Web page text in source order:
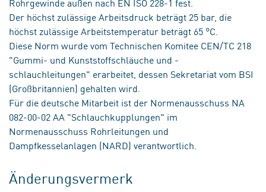
Der höchst zulässige Arbeitsdruck beträgt 25 bar, die
höchst zulässige Arbeitstemperatur beträgt 65 °C.
Diese Norm wurde vom Technischen Komitee CEN/TC 218
"Gummi- und Kunststoffschläuche und -
schlauchleitungen" erarbeitet, dessen Sekretariat vom BSI
(Großbritannien) gehalten wird.
Für die deutsche Mitarbeit ist der Normenausschuss NA
082-00-02 AA "Schlauchkupplungen" im
Normenausschuss Rohrleitungen und
Dampfkesselanlagen (NARD) verantwortlich.
Änderungsvermerk